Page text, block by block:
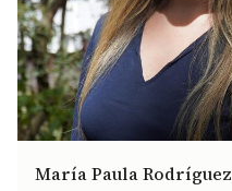
María Paula Rodríguez